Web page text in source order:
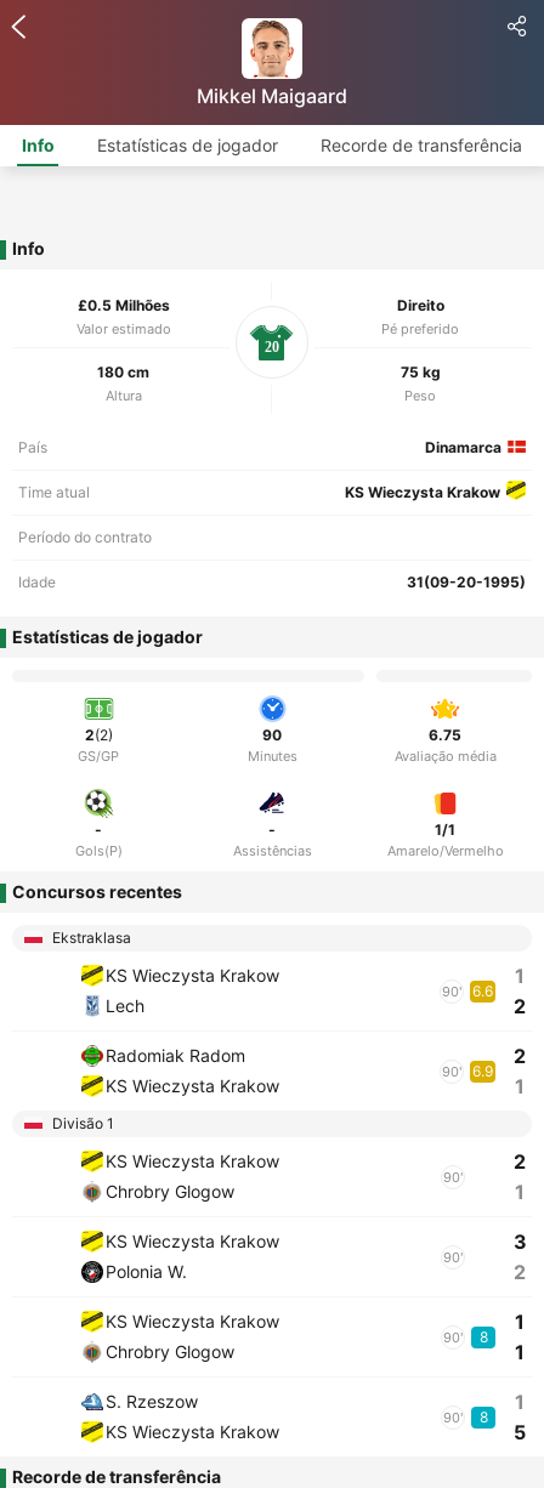
Mikkel Maigaard
Info Estatísticas de jogador Recorde de transferência
Info
£0.5 Milhões
Valor estimado
Direito
Pé preferido
180 cm
Altura
75 kg
Peso
20
País Dinamarca
Time atual KS Wieczysta Krakow
Período do contrato
Idade 31(09-20-1995)
Estatísticas de jogador
2(2)
GS/GP
90
Minutes
6.75
Avaliação média
-
Gols(P)
-
Assistências
1/1
Amarelo/Vermelho
Concursos recentes
Ekstraklasa
KS Wieczysta Krakow
Lech
90' 6.6
1
2
Radomiak Radom
KS Wieczysta Krakow
90' 6.9
2
1
Divisão 1
KS Wieczysta Krakow
Chrobry Glogow
90'
2
1
KS Wieczysta Krakow
Polonia W.
90'
3
2
KS Wieczysta Krakow
Chrobry Glogow
90' 8
1
1
S. Rzeszow
KS Wieczysta Krakow
90' 8
1
5
Recorde de transferência